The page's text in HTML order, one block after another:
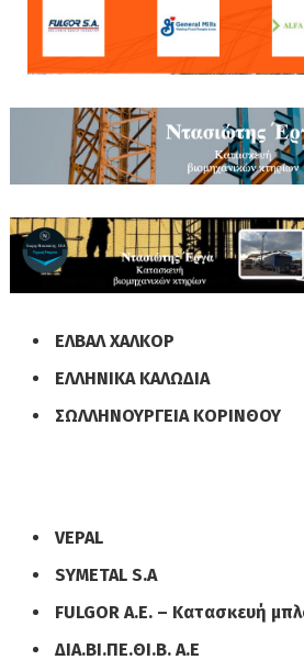
ΕΛΒΑΛ ΧΑΛΚΟΡ
ΕΛΛΗΝΙΚΑ ΚΑΛΩΔΙΑ
ΣΩΛΛΗΝΟΥΡΓΕΙΑ ΚΟΡΙΝΘΟΥ
VEPAL
SYMETAL S.A
FULGOR A.E. – Κατασκευή
ΔΙΑ.ΒΙ.ΠΕ.ΘΙ.Β. Α.Ε